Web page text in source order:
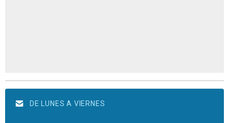
DE LUNES A VIERNES